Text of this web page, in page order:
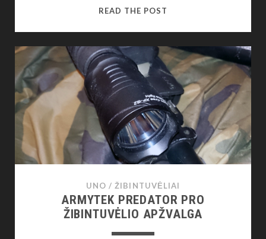
READ THE POST
IN
AFGHANISTAN
UNO /ŽIBINTUVĖLIAI
ARMYTEK PREDATOR PRO
ŽIBINTUVĖLIO APŽVALGA